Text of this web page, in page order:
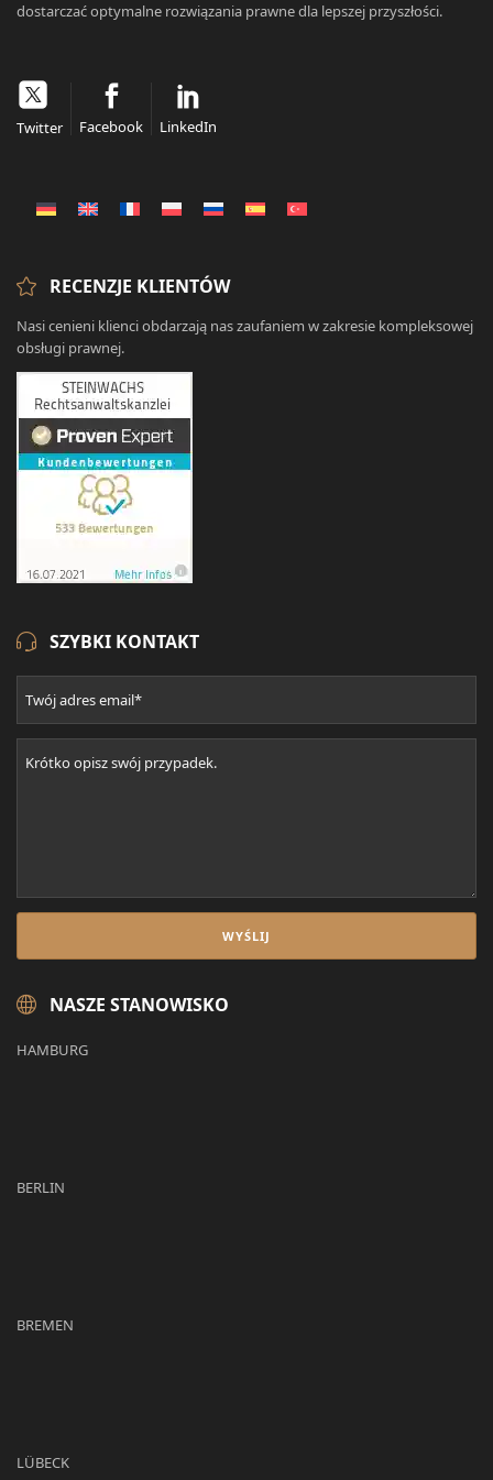
dostarczać optymalne rozwiązania prawne dla lepszej przyszłości.
Twitter Facebook LinkedIn
RECENZJE KLIENTÓW
Nasi cenieni klienci obdarzają nas zaufaniem w zakresie kompleksowej
obsługi prawnej.
SZYBKI KONTAKT
NASZE STANOWISKO
HAMBURG
BERLIN
BREMEN
LÜBECK